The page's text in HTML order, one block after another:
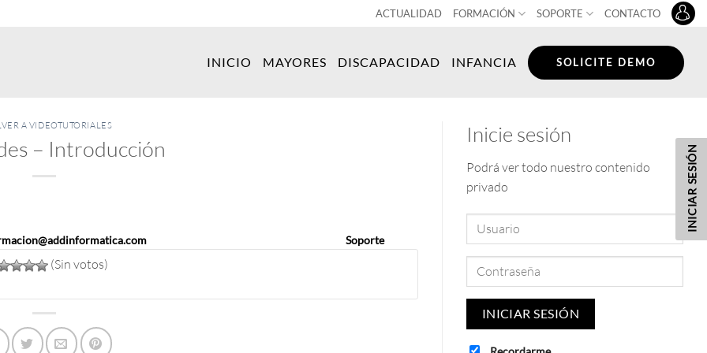
ACTUALIDAD FORMACIÓN SOPORTE CONTACTO
INICIO MAYORES DISCAPACIDAD INFANCIA SOLICITE DEMO
A VIDEOTUTORIALES
– Introducción
Soporte
(Sin votos)
Inicie sesión
Podrá ver todo nuestro contenido
privado
INICIAR SESIÓN